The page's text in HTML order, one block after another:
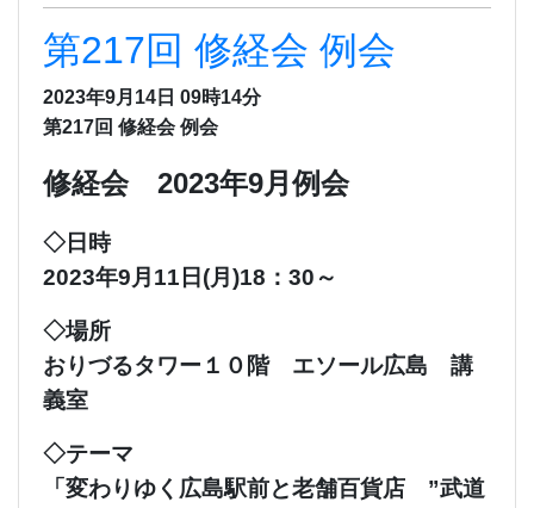
第217回 修経会 例会
2023年9月14日 09時14分
第217回 修経会 例会
修経会 2023年9月例会
◇日時
2023年9月11日(月)18：30～
◇場所
おりづるタワー１０階 エソール広島 講
義室
◇テーマ
「変わりゆく広島駅前と老舗百貨店 ”武道